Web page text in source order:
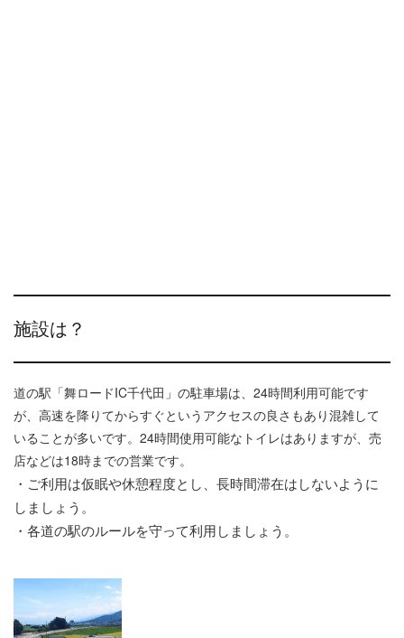
施設は？
道の駅「舞ロードIC千代田」の駐車場は、24時間利用可能です
が、高速を降りてからすぐというアクセスの良さもあり混雑して
いることが多いです。24時間使用可能なトイレはありますが、売
店などは18時までの営業です。
・ご利用は仮眠や休憩程度とし、長時間滞在はしないように
しましょう。
・各道の駅のルールを守って利用しましょう。